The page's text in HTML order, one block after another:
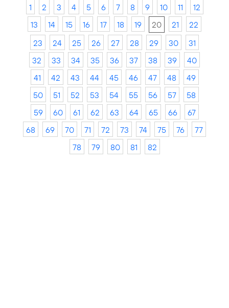
1 2 3 4 5 6 7 8 9 10 11
12
13
14 15 16 17 18 19 20 21
22
23
24 25 26 27 28 29 30
31
32
33 34 35 36 37 38 39
40
41
42 43 44 45 46 47 48
49
50
51 52 53 54 55 56 57
58
59
60 61 62 63 64 65 66
67
68
69 70 71 72 73 74 75 76
77
78
79 80 81 82